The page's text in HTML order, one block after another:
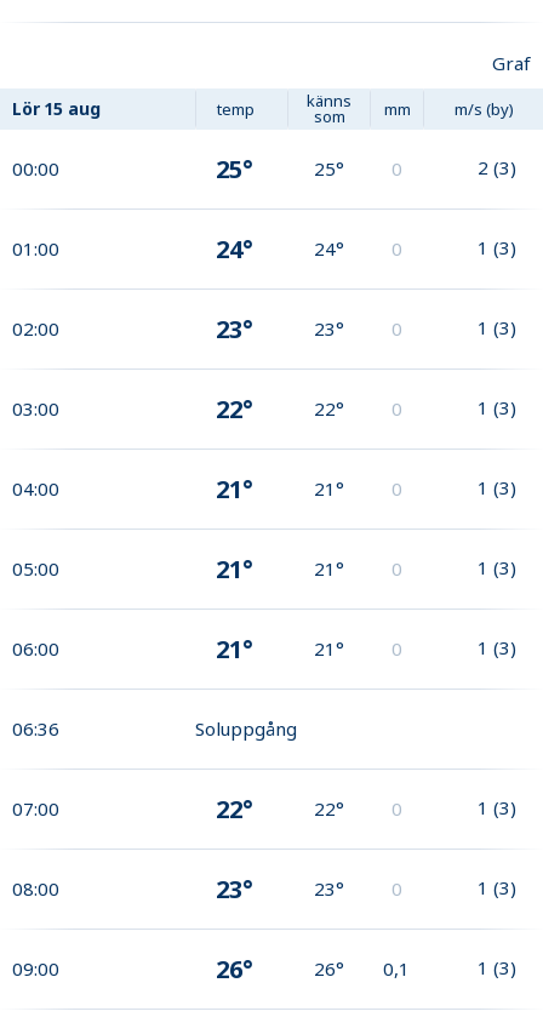
Graf
Lör 15 aug temp känns
som mm m/s (by)
00:00 25° 25° 0 2 (3)
01:00 24° 24° 0 1 (3)
02:00 23° 23° 0 1 (3)
03:00 22° 22° 0 1 (3)
04:00 21° 21° 0 1 (3)
05:00 21° 21° 0 1 (3)
06:00 21° 21° 0 1 (3)
06:36 Soluppgång
07:00 22° 22° 0 1 (3)
08:00 23° 23° 0 1 (3)
09:00 26° 26° 0,1 1 (3)